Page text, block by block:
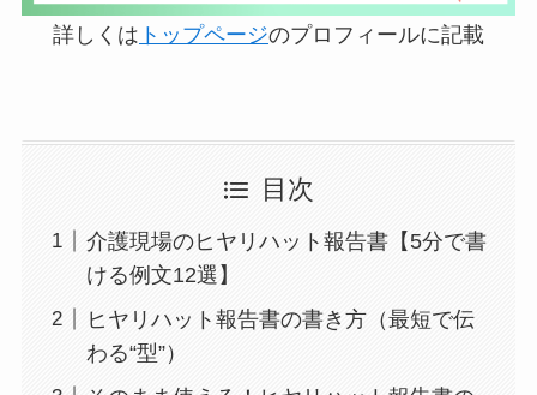
詳しくは トップページのプロフィールに記載
目次
介護現場のヒヤリハット報告書【5分で書
ける例文12選】
ヒヤリハット報告書の書き方（最短で伝
わる“型”）